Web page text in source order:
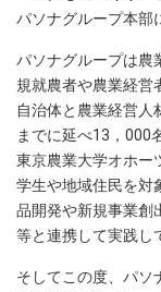
パソナグループ本部
パソナグループは農
規就農者や農業経営
自治体と農業経営人
までに延べ13，000
東京農業大学オホー
学生や地域住民を対
品開発や新規事業創
等と連携して実践し
そしてこの度、パソ